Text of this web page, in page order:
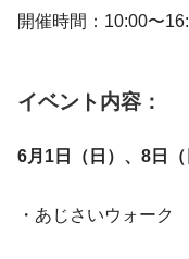
開催時間：10:00〜
イベント内容：
6月1日（日）、8日（
・あじさいウォーク